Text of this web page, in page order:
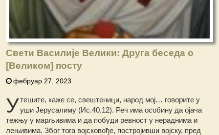
Свети Василије Велики: Друга беседа о
[Великом] посту
фебруар 27, 2023
Утешите, каже се, свештеници, народ мој… говорите у
уши Јерусалиму (Ис.40,12). Реч има особину да ојача
тежњу у марљивима и да побуди ревност у нераднима и
лењивима. Због тога војсковође, постројивши војску, пред